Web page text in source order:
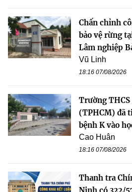
Chấn chỉnh
bảo vệ rừng
Lâm nghiệp
Vũ Linh
18:16 07/08/2026
Trường
(TPHCM) đã
bệnh K vào
Cao Huân
18:16 07/08/2026
Thanh tra
Ninh có 322/